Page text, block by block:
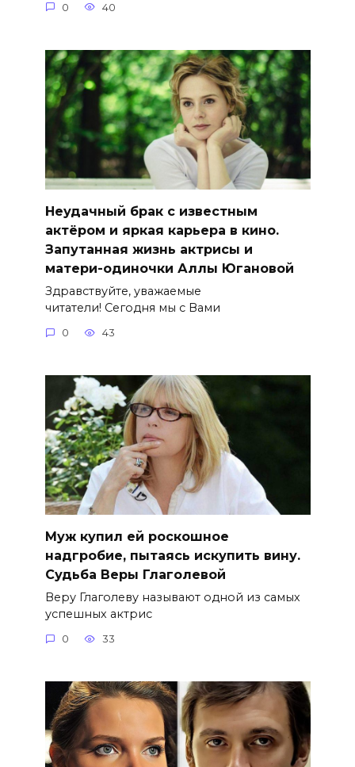
0 40
Неудачный брак с известным
актёром и яркая карьера в кино.
Запутанная жизнь актрисы и
матери-одиночки Аллы Югановой
Здравствуйте, уважаемые
читатели! Сегодня мы с Вами
0 43
Муж купил ей роскошное
надгробие, пытаясь искупить вину.
Судьба Веры Глаголевой
Веру Глаголеву называют одной из самых
успешных актрис
0 33